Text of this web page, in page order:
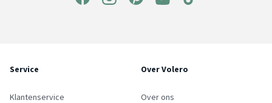
Service
Klantenservice
Over Volero
Over ons